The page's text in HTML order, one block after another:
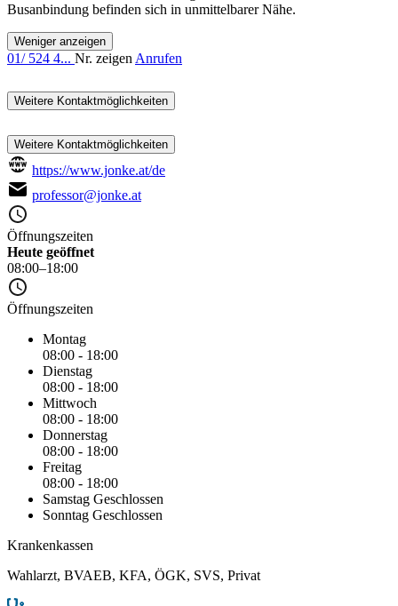
Busanbindung befinden sich in unmittelbarer Nähe.
Weniger anzeigen
01/ 524 4... Nr. zeigen Anrufen
Weitere Kontaktmöglichkeiten
Weitere Kontaktmöglichkeiten
https://www.jonke.at/de
professor@jonke.at
Öffnungszeiten
Heute geöffnet
08:00–18:00
Öffnungszeiten
Montag
08:00 - 18:00
Dienstag
08:00 - 18:00
Mittwoch
08:00 - 18:00
Donnerstag
08:00 - 18:00
Freitag
08:00 - 18:00
Samstag Geschlossen
Sonntag Geschlossen
Krankenkassen
Wahlarzt, BVAEB, KFA, ÖGK, SVS, Privat